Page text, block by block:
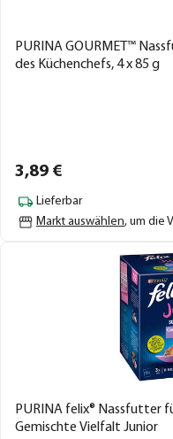
PURINA GOURMET™
des Küchenchefs, 4 x 85 g
3,89 €
Lieferbar
Markt auswählen, um die
PURINA felix® Nassfutter
Gemischte Vielfalt Junior